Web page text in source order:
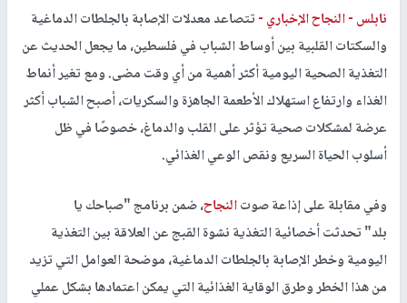
نابلس -النجاح الإخباري -تتصاعد معدلات الإصابة بالجلطات الدماغية
والسكتات القلبية بين أوساط الشباب في فلسطين، ما يجعل الحديث عن
التغذية الصحية اليومية أكثر أهمية من أي وقت مضى. ومع تغير أنماط
الغذاء وارتفاع استهلاك الأطعمة الجاهزة والسكريات، أصبح الشباب أكثر
عرضة لمشكلات صحية تؤثر على القلب والدماغ، خصوصًا في ظل
أسلوب الحياة السريع ونقص الوعي الغذائي.
وفي مقابلة على إذاعة صوتالنجاح، ضمن برنامج "صباحك يا
بلد" تحدثت أخصائية التغذية نشوة القبج عن العلاقة بين التغذية
اليومية وخطر الإصابة بالجلطات الدماغية، موضحة العوامل التي تزيد
من هذا الخطر وطرق الوقاية الغذائية التي يمكن اعتمادها بشكل عملي